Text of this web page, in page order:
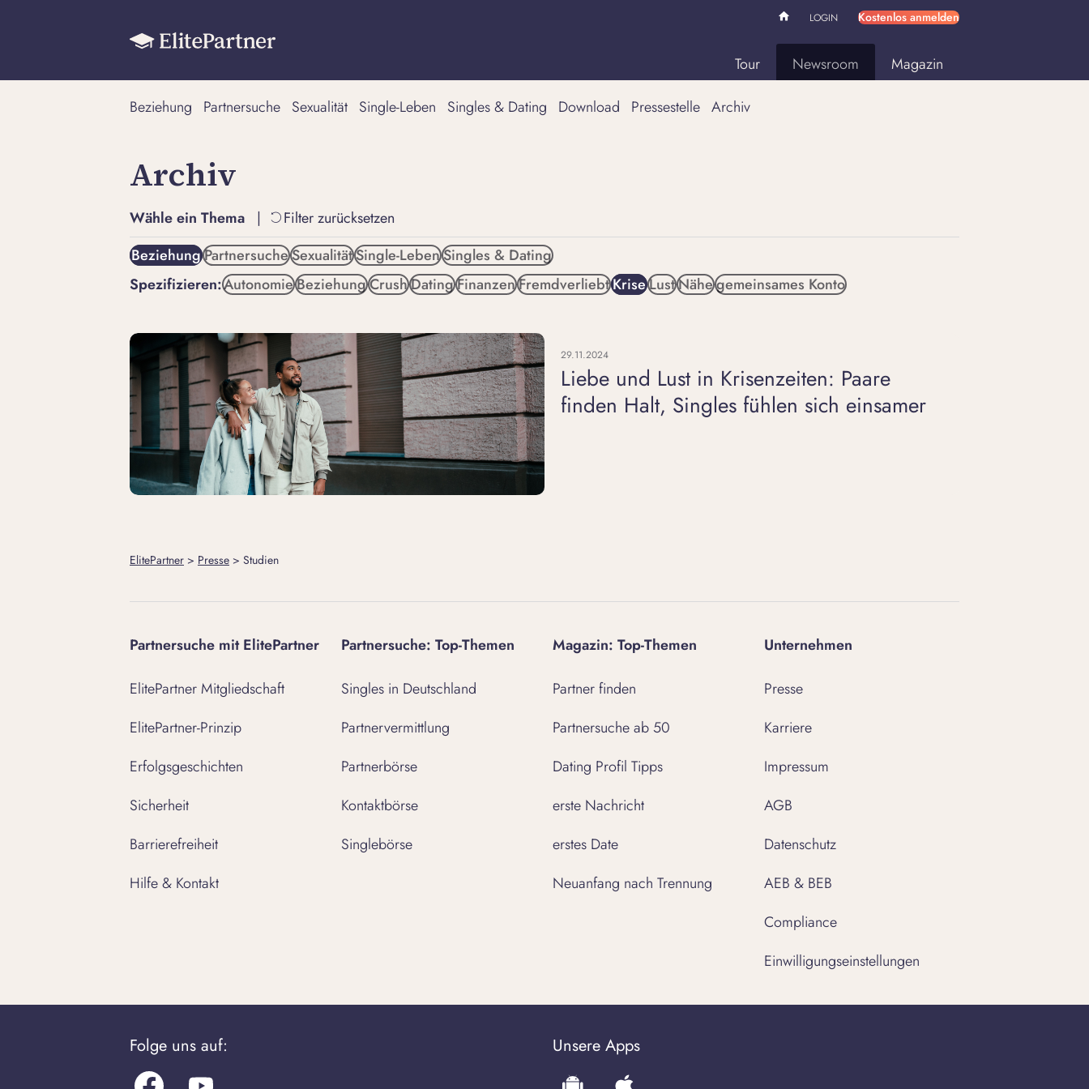
LOGIN Kostenlos anmelden
Tour Newsroom
Beziehung Partnersuche Sexualität Single-Leben Singles & Dating Download Pressestelle Archiv
Magazin
Archiv
Wähle ein Thema |
Filter zurücksetzen
BeziehungPartnersucheSexualitätSingle-LebenSingles & Dating
Spezifizieren:AutonomieBeziehungCrushDatingFinanzenFremdverliebtKriseLustNähegemeinsames Konto
29.11.2024
Liebe und Lust in Krisenzeiten: Paare
finden Halt, Singles fühlen sich einsamer
ElitePartner > Presse > Studien
Partnersuche mit ElitePartner
ElitePartner Mitgliedschaft
ElitePartner-Prinzip
Erfolgsgeschichten
Sicherheit
Barrierefreiheit
Hilfe & Kontakt
Partnersuche: Top-Themen
Singles in Deutschland
Partnervermittlung
Partnerbörse
Kontaktbörse
Singlebörse
Magazin: Top-Themen
Partner finden
Partnersuche ab 50
Dating Profil Tipps
erste Nachricht
erstes Date
Neuanfang nach Trennung
Unternehmen
Presse
Karriere
Impressum
AGB
Datenschutz
AEB & BEB
Compliance
Einwilligungseinstellungen
Folge uns auf: Unsere Apps